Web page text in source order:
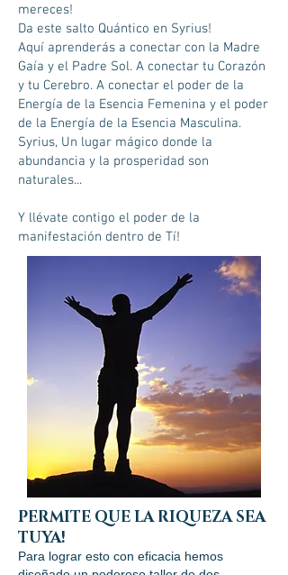
mereces!
Da este salto Quántico en Syrius!
Aquí aprenderás a conectar con la Madre
Gaía y el Padre Sol. A conectar tu Corazón
y tu Cerebro. A conectar el poder de la
Energía de la Esencia Femenina y el poder
de la Energía de la Esencia Masculina.
Syrius, Un lugar mágico donde la
abundancia y la prosperidad son
naturales...
Y llévate contigo el poder de la
manifestación dentro de Tí!
PERMITE QUE LA RIQUEZA SEA
TUYA!
Para lograr esto con eficacia hemos